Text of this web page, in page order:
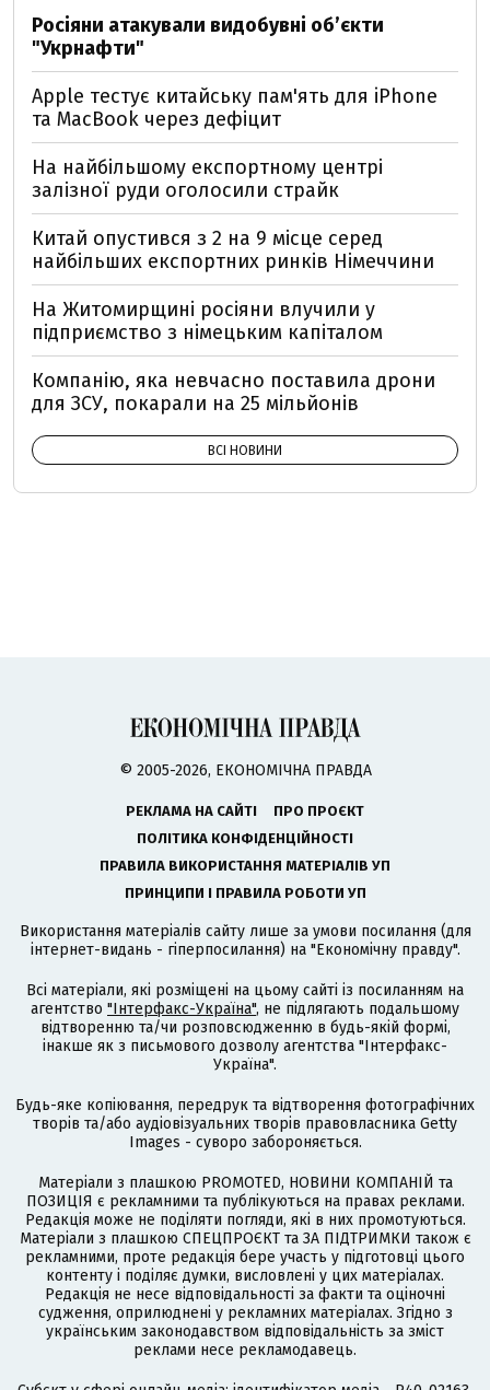
Росіяни атакували видобувні обʼєкти
"Укрнафти"
Apple тестує китайську пам'ять для iPhone
та MacBook через дефіцит
На найбільшому експортному центрі
залізної руди оголосили страйк
Китай опустився з 2 на 9 місце серед
найбільших експортних ринків Німеччини
На Житомирщині росіяни влучили у
підприємство з німецьким капіталом
Компанію, яка невчасно поставила дрони
для ЗСУ, покарали на 25 мільйонів
ВСІ НОВИНИ
© 2005-2026, ЕКОНОМІЧНА ПРАВДА
РЕКЛАМА НА САЙТІ
ПРО ПРОЄКТ
ПОЛІТИКА КОНФІДЕНЦІЙНОСТІ
ПРАВИЛА ВИКОРИСТАННЯ МАТЕРІАЛІВ УП
ПРИНЦИПИ І ПРАВИЛА РОБОТИ УП
Використання матеріалів сайту лише за умови посилання (для
інтернет-видань - гіперпосилання) на "Економічну правду".
Всі матеріали, які розміщені на цьому сайті із посиланням на
агентство "Інтерфакс-Україна", не підлягають подальшому
відтворенню та/чи розповсюдженню в будь-якій формі,
інакше як з письмового дозволу агентства "Інтерфакс-
Україна".
Будь-яке копіювання, передрук та відтворення фотографічних
творів та/або аудіовізуальних творів правовласника Getty
Images - суворо забороняється.
Матеріали з плашкою PROMOTED, НОВИНИ КОМПАНІЙ та
ПОЗИЦІЯ є рекламними та публікуються на правах реклами.
Редакція може не поділяти погляди, які в них промотуються.
Матеріали з плашкою СПЕЦПРОЄКТ та ЗА ПІДТРИМКИ також є
рекламними, проте редакція бере участь у підготовці цього
контенту і поділяє думки, висловлені у цих матеріалах.
Редакція не несе відповідальності за факти та оціночні
судження, оприлюднені у рекламних матеріалах. Згідно з
українським законодавством відповідальність за зміст
реклами несе рекламодавець.